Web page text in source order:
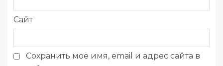
Сайт
Сохранить моё имя, email и адрес сайта в